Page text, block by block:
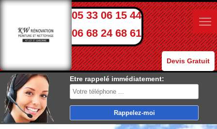
05 33 06 15 44
06 68 24 68 61
Devis Gratuit
Etre rappelé immédiatement: